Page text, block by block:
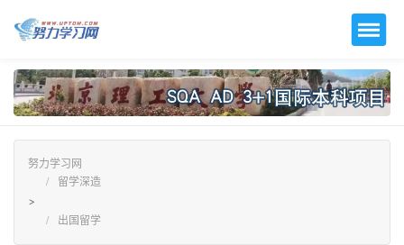
努力学习网
留学深造
>
出国留学